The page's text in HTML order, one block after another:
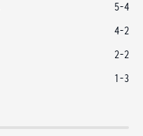
5-4
4-2
2-2
1-3